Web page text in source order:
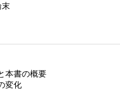
末
本書の概要
変化